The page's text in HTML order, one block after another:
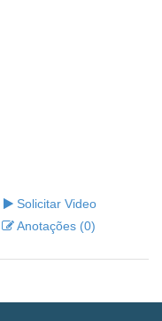
Solicitar Video
Anotações (0)